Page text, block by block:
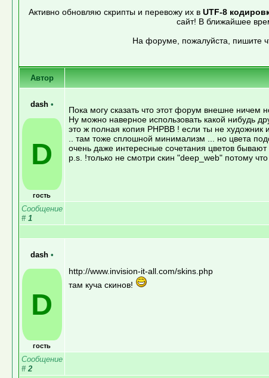
Активно обновляю скрипты и перевожу их в UTF-8
сайт! В ближайшее
На форуме, пожалуйста, пишите
Автор
dash •
D
гость
Пока могу сказать что этот форум внешне ничем
Ну можно наверное использовать какой нибудь
это ж полная копия PHPBB ! если ты не
.. там тоже сплошной минимализм ... но цвета
очень даже интересные сочетания цветов бывают
p.s. !только не смотри скин "deep_web" потому
Сообщение
# 1
dash •
D
гость
http://www.invision-it-all.com/skins.php
там куча скинов!
Сообщение
# 2